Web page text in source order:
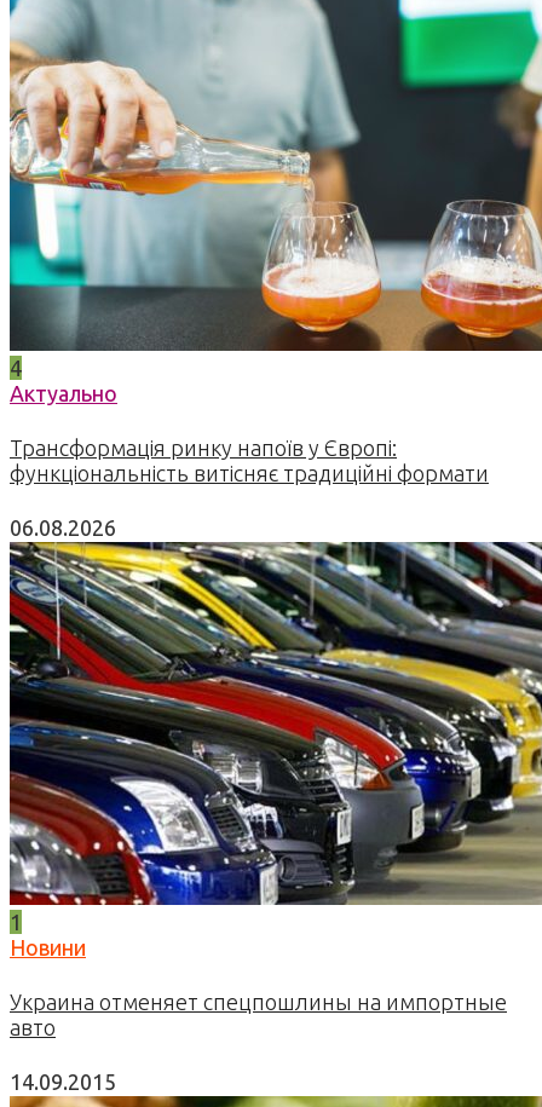
4
Актуально
Трансформація ринку напоїв у Європі:
функціональність витісняє традиційні формати
06.08.2026
1
Новини
Украина отменяет спецпошлины на импортные
авто
14.09.2015